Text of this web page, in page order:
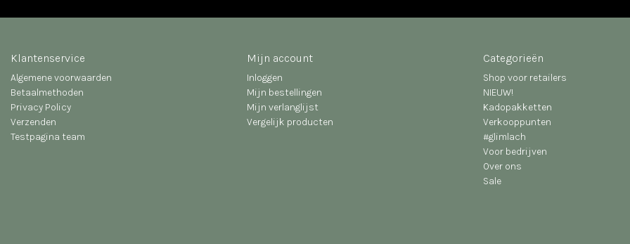
Klantenservice
Algemene voorwaarden
Betaalmethoden
Privacy Policy
Verzenden
Testpagina team
Mijn account
Inloggen
Mijn bestellingen
Mijn verlanglijst
Vergelijk producten
Categorieën
Shop voor retailers
NIEUW!
Kadopakketten
Verkooppunten
#glimlach
Voor bedrijven
Over ons
Sale